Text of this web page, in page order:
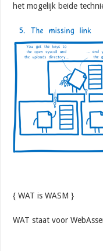
het mogelijk beide
{ WAT is WASM }
WAT staat voor